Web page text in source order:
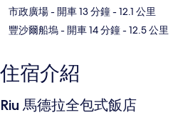
市政廣場- 開車 13 分鐘- 12.1 公里
豐沙爾船塢- 開車 14 分鐘- 12.5 公里
住宿介紹
Riu 馬德拉全包式飯店